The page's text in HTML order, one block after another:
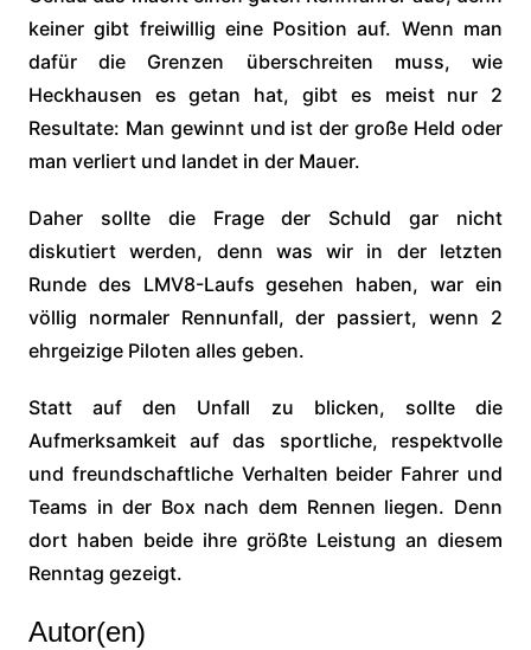
keiner gibt freiwillig eine Position auf. Wenn man
dafür die Grenzen überschreiten muss, wie
Heckhausen es getan hat, gibt es meist nur 2
Resultate: Man gewinnt und ist der große Held oder
man verliert und landet in der Mauer.
Daher sollte die Frage der Schuld gar nicht
diskutiert werden, denn was wir in der letzten
Runde des LMV8-Laufs gesehen haben, war ein
völlig normaler Rennunfall, der passiert, wenn 2
ehrgeizige Piloten alles geben.
Statt auf den Unfall zu blicken, sollte die
Aufmerksamkeit auf das sportliche, respektvolle
und freundschaftliche Verhalten beider Fahrer und
Teams in der Box nach dem Rennen liegen. Denn
dort haben beide ihre größte Leistung an diesem
Renntag gezeigt.
Autor(en)